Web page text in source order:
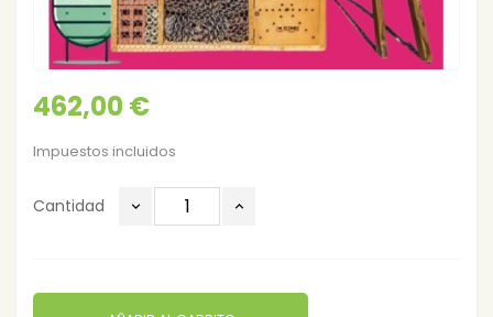
462,00 €
Impuestos incluidos
Cantidad